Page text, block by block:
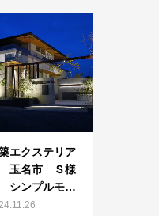
エクステリア
玉名市 Ｓ様
シンプルモ…